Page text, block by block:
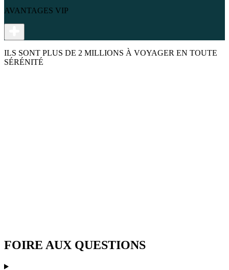
AVANTAGES VIP
ILS SONT PLUS DE 2 MILLIONS À VOYAGER EN TOUTE
SÉRÉNITÉ
FOIRE AUX QUESTIONS